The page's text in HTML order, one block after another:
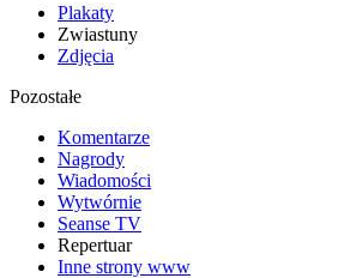
Plakaty
Zwiastuny
Zdjęcia
Pozostałe
Komentarze
Nagrody
Wiadomości
Wytwórnie
Seanse TV
Repertuar
Inne strony www